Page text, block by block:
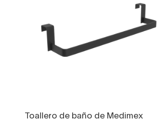
Toallero de baño de Medimex